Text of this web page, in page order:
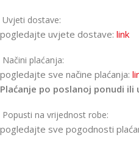
Uvjeti dostave:
pogledajte uvjete dostave: link
Načini plaćanja:
pogledajte sve načine plaćanja:
Plaćanje po poslanoj ponudi ili
Popusti na vrijednost robe:
pogledajte sve pogodnosti